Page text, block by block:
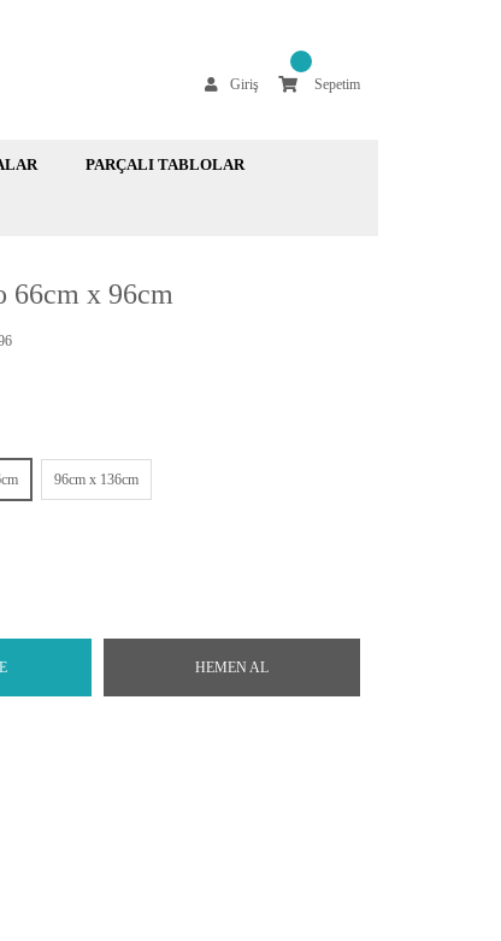
Giriş Sepetim
PARÇALI TABLOLAR
66cm x 96cm
96cm x 136cm
HEMEN AL